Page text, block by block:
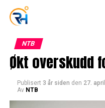
NTB
Økt overskudd
Publisert 3 år siden den 27.
Av NTB